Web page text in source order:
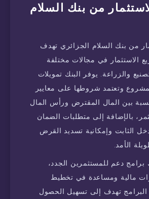
من بنك السلام
من بنك السلام الجزائري تهدف
الاستثمار في مجالات مختلفة
والزراعة. يوفر البنك تمويلات
وتعتمد شروطها على معايير
بين المال المقترض ورأس المال
بالإضافة إلى متطلبات الضمان
الثابت وإمكانية تسديد القرض
الأمد.
برامج دعم للمستثمرين الجدد،
مالية ومساعدة في تخطيط
البرامج تهدف إلى تسهيل الحصول